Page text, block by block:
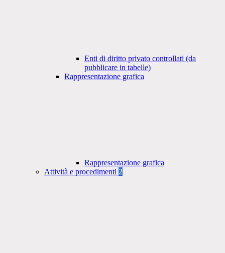
Enti di diritto privato controllati (da
pubblicare in tabelle)
Rappresentazione grafica
Rappresentazione grafica
Attività e procedimenti 2